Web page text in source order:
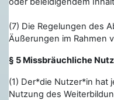
(7) Die Regelungen des
Äußerungen im Rahmen
§ 5 Missbräuchliche
(1) Der*die Nutzer*in hat
Nutzung des